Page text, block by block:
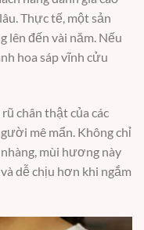
Thực tế, một sản
lên đến vài năm. Nếu
hoa sáp vĩnh cửu
chân thật của các
mê mẩn. Không chỉ
mùi hương này
dễ chịu hơn khi ngắm